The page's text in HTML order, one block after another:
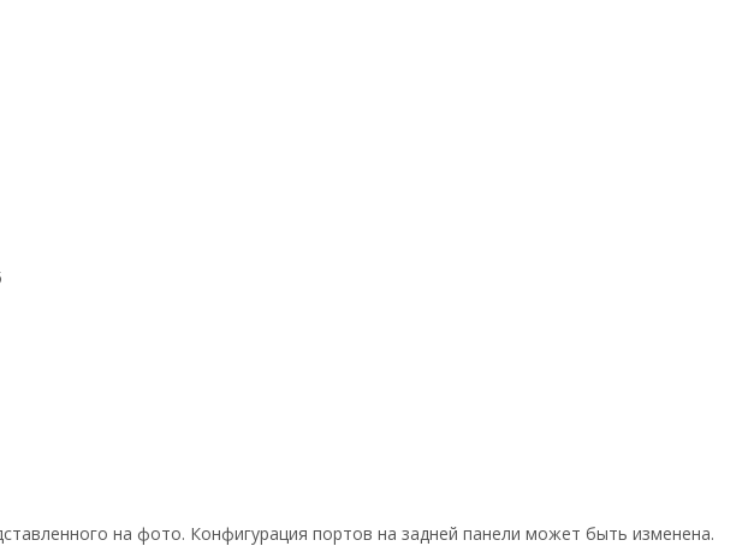
на фото. Конфигурация портов на задней панели может быть изменена.